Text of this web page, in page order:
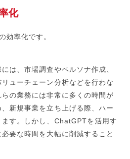
化
効率化です。
は、市場調査やペルソナ作成、
ューチェーン分析などを行わな
の業務には非常に多くの時間が
新規事業を立ち上げる際、ハー
ます。しかし、ChatGPTを活用す
要な時間を大幅に削減すること